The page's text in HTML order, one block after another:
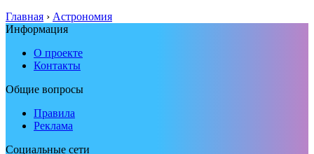
Главная › Астрономия
Информация
О проекте
Контакты
Общие вопросы
Правила
Реклама
Социальные сети